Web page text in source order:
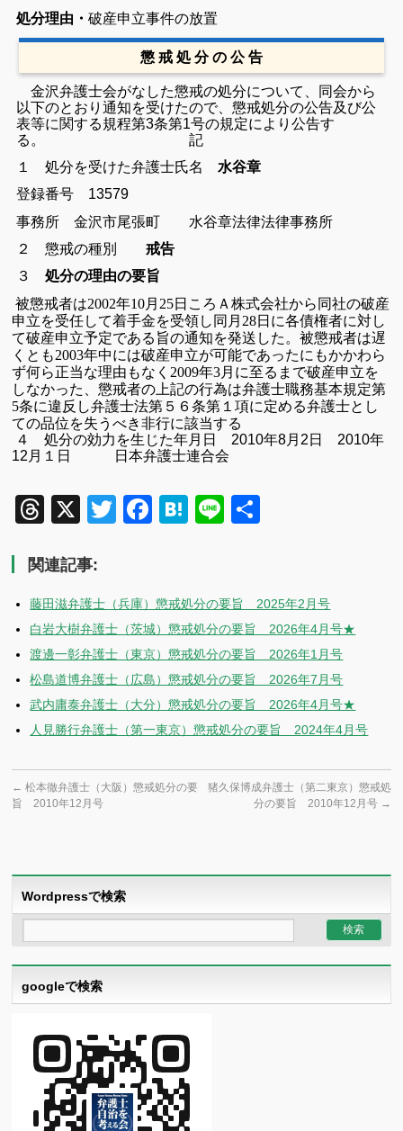
処分理由・破産申立事件の放置
懲 戒 処 分 の 公 告
金沢弁護士会がなした懲戒の処分について、同会から
以下のとおり通知を受けたので、懲戒処分の公告及び公
表等に関する規程第3条第1号の規定により公告す
る。
記
１ 処分を受けた弁護士氏名
水谷章
登録番号 13579
事務所金沢市尾張町 水谷章法律法律事務所
２ 懲戒の種別
戒告
３処分の理由の要旨
被懲戒者は2002年10月25日ころＡ株式会社から同社の破産
申立を受任して着手金を受領し同月28日に各債権者に対し
て破産申立予定である旨の通知を発送した。被懲戒者は遅
くとも2003年中には破産申立が可能であったにもかかわら
ず何ら正当な理由もなく2009年3月に至るまで破産申立を
しなかった、懲戒者の上記の行為は弁護士職務基本規定第
5条に違反し弁護士法第５６条第１項に定める弁護士とし
ての品位を失うべき非行に該当する
４ 処分の効力を生じた年月日 2010年8月2日 2010年
12月１日 日本弁護士連合会
Threads
X TwitterFacebook
Hatena
Line
関連記事:
藤田滋弁護士（兵庫）懲戒処分の要旨 2025年2月号
白岩大樹弁護士（茨城）懲戒処分の要旨 2026年4月号★
渡邊一彰弁護士（東京）懲戒処分の要旨 2026年1月号
松島道博弁護士（広島）懲戒処分の要旨 2026年7月号
武内庸泰弁護士（大分）懲戒処分の要旨 2026年4月号★
人見勝行弁護士（第一東京）懲戒処分の要旨 2024年4月号
← 松本徹弁護士（大阪）懲戒処分の要
旨 2010年12月号
猪久保博成弁護士（第二東京）懲戒処
分の要旨 2010年12月号 →
Wordpressで検索
googleで検索